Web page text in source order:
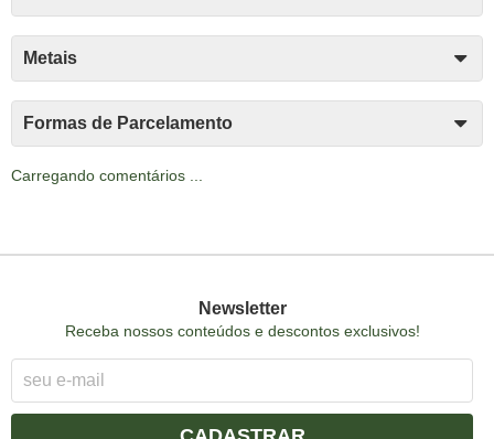
Metais
Formas de Parcelamento
Carregando comentários ...
Newsletter
Receba nossos conteúdos e descontos exclusivos!